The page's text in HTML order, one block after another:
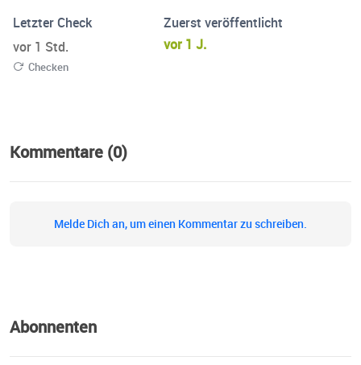
Letzter Check
vor 1 Std.
Checken
Zuerst veröffentlicht
vor 1 J.
Kommentare (0)
Melde Dich an, um einen Kommentar zu schreiben.
Abonnenten